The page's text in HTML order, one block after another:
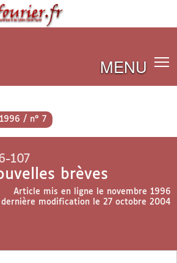
MENU
1996 / n° 7
107
brèves
Article mis en ligne le novembre 1996
dernière modification le 27 octobre 2004